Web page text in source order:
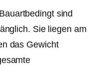
Bauartbedingt sind
Sie liegen am
das Gewicht